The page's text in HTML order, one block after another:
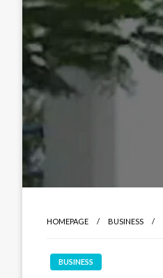
HOMEPAGE BUSINESS
BUSINESS